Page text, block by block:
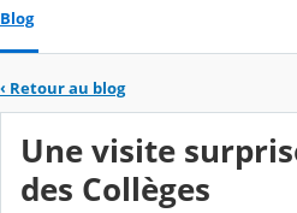
Blog
‹ Retour au blog
Une visite
des Collèges